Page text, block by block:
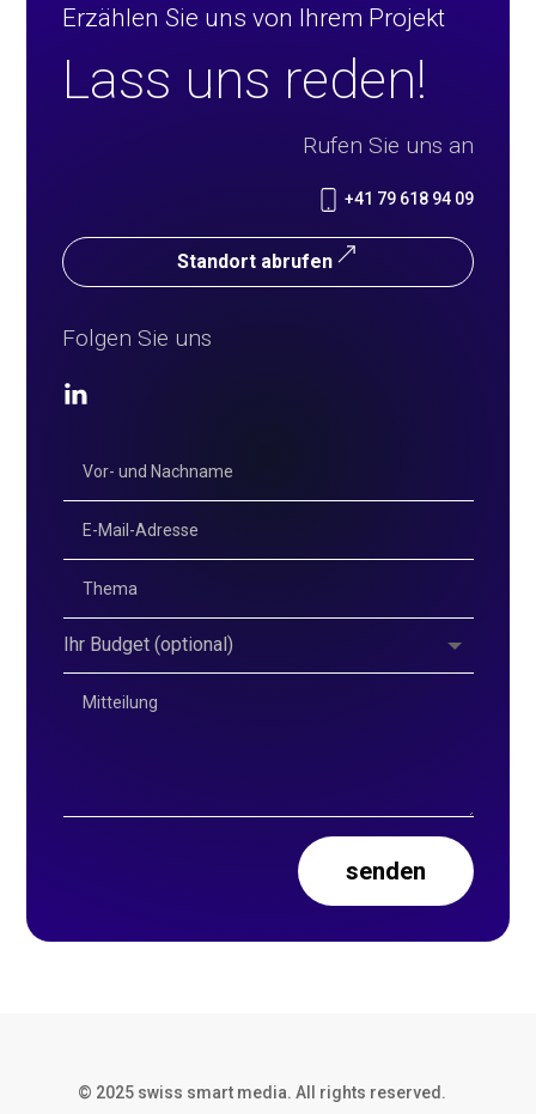
Erzählen Sie uns von Ihrem Projekt
Lass uns reden!
Rufen Sie uns an
+41 79 618 94 09
Standort abrufen
Folgen Sie uns
senden
© 2025 swiss smart media. All rights reserved.